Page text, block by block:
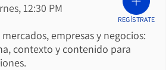
12:30 PM
empresas y negocios:
contexto y contenido para
REGÍSTRATE